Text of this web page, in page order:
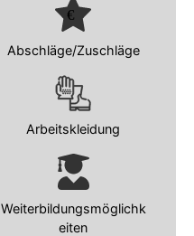
Abschläge/Zuschläge
Arbeitskleidung
Weiterbildungsmöglichk
eiten